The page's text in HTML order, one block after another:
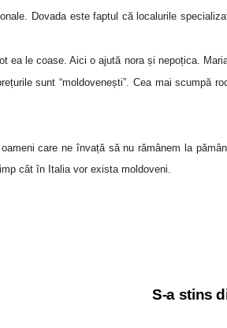
Dovada este faptul că localurile
le coase. Aici o ajută nora și nepoțica.
sunt “moldovenești”. Cea mai scumpă
care ne învață să nu rămânem la
cât în Italia vor exista moldoveni.
S-a stins